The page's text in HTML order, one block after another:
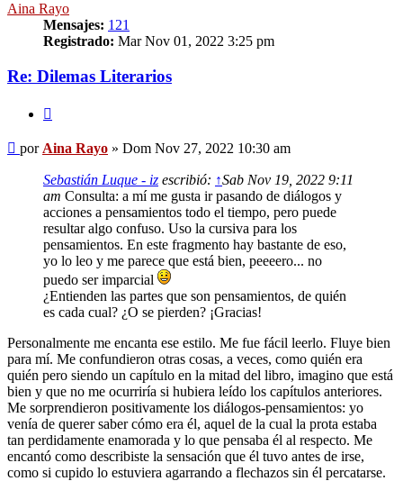
Aina Rayo
Mensajes: 121
Registrado: Mar Nov 01, 2022 3:25 pm
Re: Dilemas Literarios
Mensaje
por Aina Rayo » Dom Nov 27, 2022 10:30 am
Sebastián Luque - iz escribió: ↑Sab Nov 19, 2022 9:11
am Consulta: a mí me gusta ir pasando de diálogos y
acciones a pensamientos todo el tiempo, pero puede
resultar algo confuso. Uso la cursiva para los
pensamientos. En este fragmento hay bastante de eso,
yo lo leo y me parece que está bien, peeeero... no
puedo ser imparcial
¿Entienden las partes que son pensamientos, de quién
es cada cual? ¿O se pierden? ¡Gracias!
Personalmente me encanta ese estilo. Me fue fácil leerlo. Fluye bien
para mí. Me confundieron otras cosas, a veces, como quién era
quién pero siendo un capítulo en la mitad del libro, imagino que está
bien y que no me ocurriría si hubiera leído los capítulos anteriores.
Me sorprendieron positivamente los diálogos-pensamientos: yo
venía de querer saber cómo era él, aquel de la cual la prota estaba
tan perdidamente enamorada y lo que pensaba él al respecto. Me
encantó como describiste la sensación que él tuvo antes de irse,
como si cupido lo estuviera agarrando a flechazos sin él percatarse.